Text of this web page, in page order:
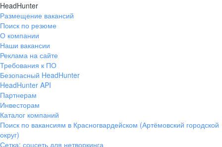
HeadHunter
Размещение вакансий
Поиск по резюме
О компании
Наши вакансии
Реклама на сайте
Требования к ПО
Безопасный HeadHunter
HeadHunter API
Партнерам
Инвесторам
Каталог компаний
Поиск по вакансиям в Красногвардейском (Артёмовский городской
округ)
Сетка: соцсеть для нетворкинга